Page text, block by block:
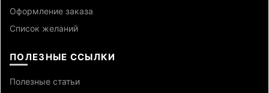
Оформление заказа
Список желаний
ПОЛЕЗНЫЕ ССЫЛКИ
Полезные статьи